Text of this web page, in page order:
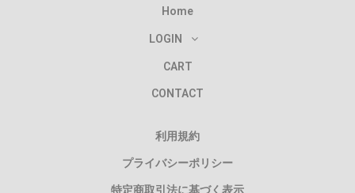
Home
LOGIN
CART
CONTACT
利用規約
プライバシーポリシー
特定商取引法に基づく表示